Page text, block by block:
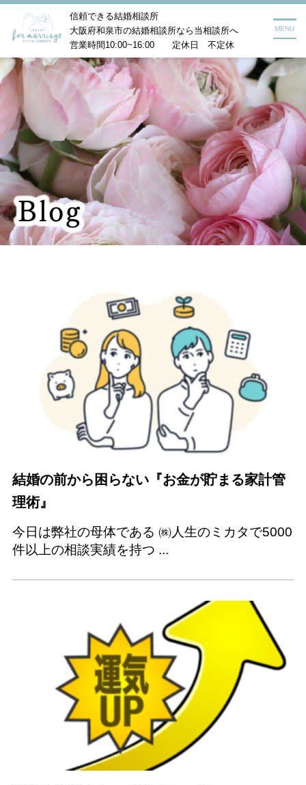
信頼できる結婚相談所
大阪府和泉市の結婚相談所なら当相談所へ
営業時間10:00~16:00 定休日 不定休
MENU
結婚の前から困らない『お金が貯まる家計管
理術』
今日は弊社の母体である ㈱人生のミカタで5000
件以上の相談実績を持つ ...